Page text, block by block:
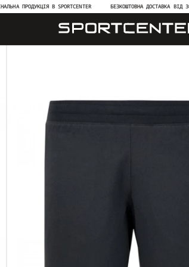
В SPORTCENTER БЕЗКОШТОВНА ДОСТАВКА ВІД 3000 ГРН